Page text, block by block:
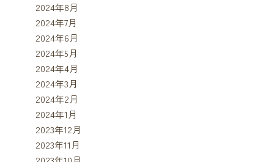
2024年8月
2024年7月
2024年6月
2024年5月
2024年4月
2024年3月
2024年2月
2024年1月
2023年12月
2023年11月